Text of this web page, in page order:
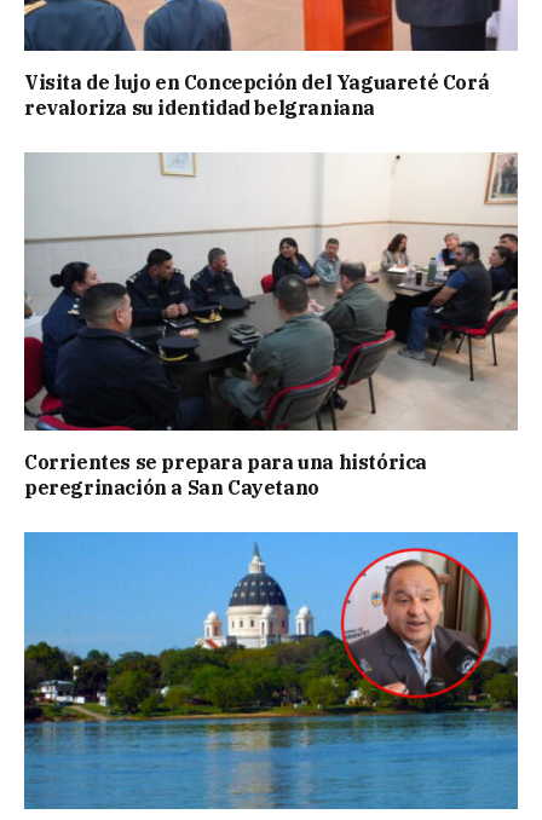
Visita de lujo en Concepción del Yaguareté Corá
revaloriza su identidad belgraniana
Corrientes se prepara para una histórica
peregrinación a San Cayetano